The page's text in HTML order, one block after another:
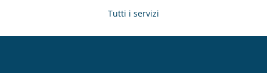
Tutti i servizi